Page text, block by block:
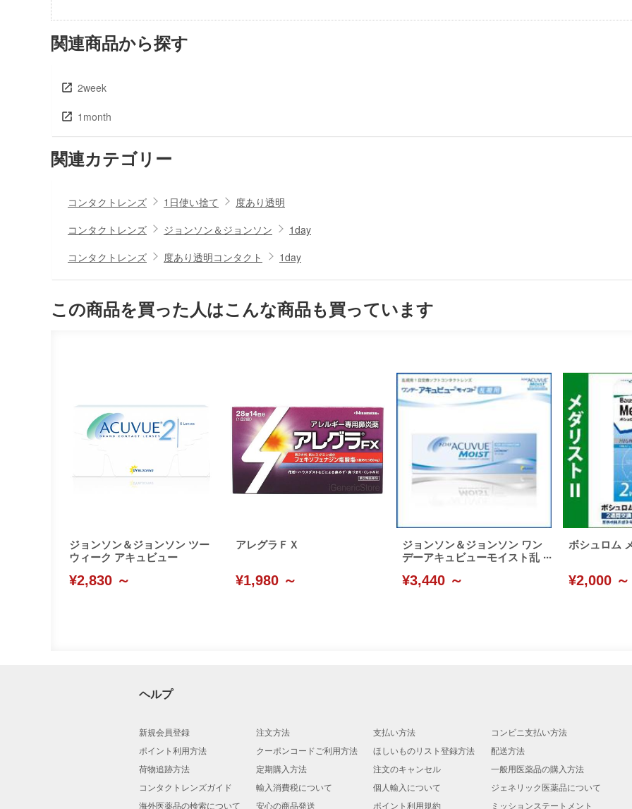
関連商品から探す
2week
1month
関連カテゴリー
コンタクトレンズ 1日使い捨て
度あり透明
コンタクトレンズ
ジョンソン＆ジョンソン
1day
コンタクトレンズ
度あり透明コンタクト 1day
この商品を買った人はこんな商品も買っています
ジョンソン＆ジョンソン ツー
ウィーク アキュビュー
¥2,830 ～
アレグラＦＸ
¥1,980 ～
ジョンソン＆ジョンソン ワン
デーアキュビューモイスト乱
¥3,440 ～
ボシュロム
¥2,000 ～
ヘルプ
新規会員登録 注文方法 支払い方法
コンビニ支払い方法
ポイント利用方法
クーポンコードご利用方法 ほしいものリスト登録方法
配送方法
荷物追跡方法
定期購入方法 注文のキャンセル
一般用医薬品の購入方法
コンタクトレンズガイド
輸入消費税について 個人輸入について
ジェネリック医薬品について
海外医薬品の検索について
安心の商品発送 ポイント利用規約 ミッションステートメント